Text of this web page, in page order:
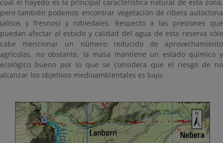
cual el hayedo es la principal característica natural de esta zona,
pero también podemos encontrar vegetación de ribera autóctona
(alisos y fresnos) y robledales. Respecto a las presiones que
puedan afectar al estado y calidad del agua de esta reserva sólo
cabe mencionar un número reducido de aprovechamiento
agrícolas, no obstante, la masa mantiene un estado químico y
ecológico bueno por lo que se considera que el riesgo de no
alcanzar los objetivos medioambientales es bajo.